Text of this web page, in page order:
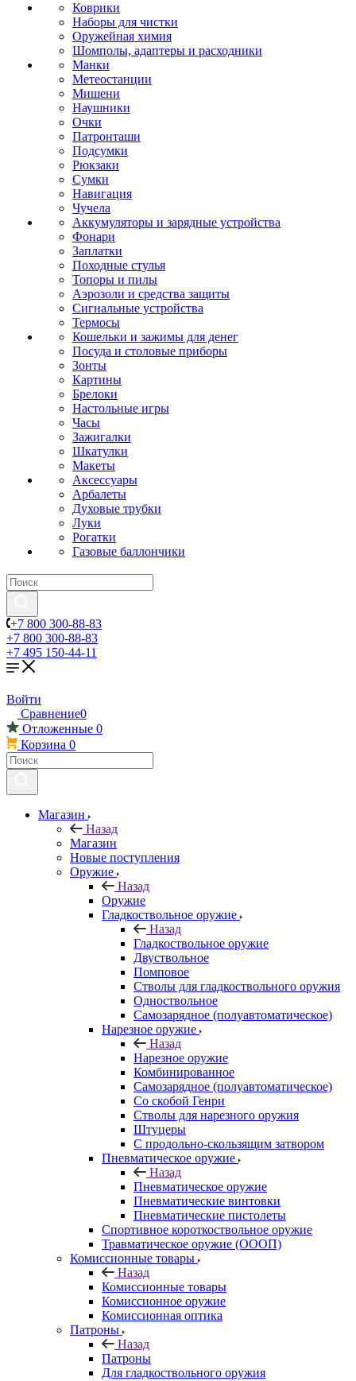
Коврики
Наборы для чистки
Оружейная химия
Шомполы, адаптеры и расходники
Манки
Метеостанции
Мишени
Наушники
Очки
Патронташи
Подсумки
Рюкзаки
Сумки
Навигация
Чучела
Аккумуляторы и зарядные устройства
Фонари
Заплатки
Походные стулья
Топоры и пилы
Аэрозоли и средства защиты
Сигнальные устройства
Термосы
Кошельки и зажимы для денег
Посуда и столовые приборы
Зонты
Картины
Брелоки
Настольные игры
Часы
Зажигалки
Шкатулки
Макеты
Аксессуары
Арбалеты
Духовые трубки
Луки
Рогатки
Газовые баллончики
+7 800 300-88-83
+7 800 300-88-83
+7 495 150-44-11
Войти
Сравнение0
Отложенные 0
Корзина 0
Магазин
Назад
Магазин
Новые поступления
Оружие
Назад
Оружие
Гладкоствольное оружие
Назад
Гладкоствольное оружие
Двуствольное
Помповое
Стволы для гладкоствольного оружия
Одноствольное
Самозарядное (полуавтоматическое)
Нарезное оружие
Назад
Нарезное оружие
Комбинированное
Самозарядное (полуавтоматическое)
Со скобой Генри
Стволы для нарезного оружия
Штуцеры
С продольно-скользящим затвором
Пневматическое оружие
Назад
Пневматическое оружие
Пневматические винтовки
Пневматические пистолеты
Спортивное короткоствольное оружие
Травматическое оружие (ОООП)
Комиссионные товары
Назад
Комиссионные товары
Комиссионное оружие
Комиссионная оптика
Патроны
Назад
Патроны
Для гладкоствольного оружия